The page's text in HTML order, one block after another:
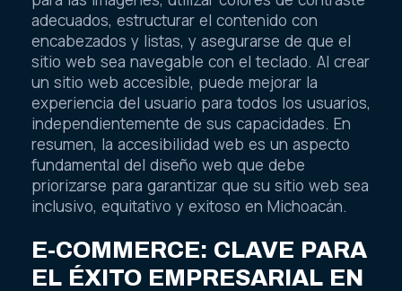
adecuados, estructurar el contenido con
encabezados y listas, y asegurarse de que el
sitio web sea navegable con el teclado. Al crear
un sitio web accesible, puede mejorar la
experiencia del usuario para todos los usuarios,
independientemente de sus capacidades. En
resumen, la accesibilidad web es un aspecto
fundamental del diseño web que debe
priorizarse para garantizar que su sitio web sea
inclusivo, equitativo y exitoso en Michoacán.
E-COMMERCE: CLAVE PARA
EL ÉXITO EMPRESARIAL EN